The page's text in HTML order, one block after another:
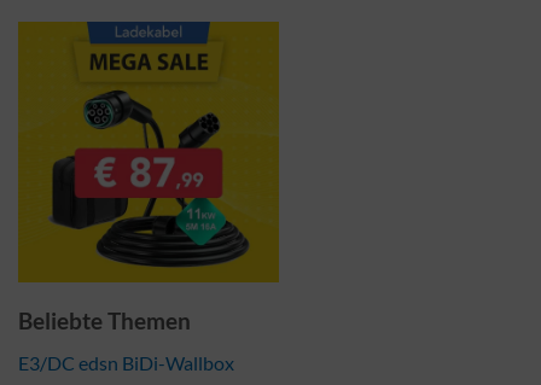
Beliebte Themen
E3/DC edsn BiDi-Wallbox